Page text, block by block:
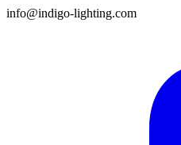
info@indigo-lighting.com